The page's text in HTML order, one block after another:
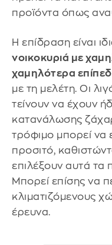
προϊόντα όπως
Η επίδραση είναι
νοικοκυριά με
χαμηλότερα
με τη μελέτη. Οι
τείνουν να έχουν
κατανάλωσης
τρόφιμο μπορεί να
προσιτό,
επιλέξουν αυτά τα
Μπορεί επίσης να
κλιματιζόμενους
έρευνα.